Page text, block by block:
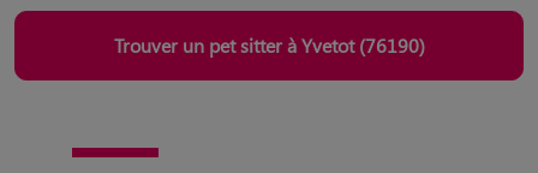
Trouver un pet sitter à Yvetot (76190)